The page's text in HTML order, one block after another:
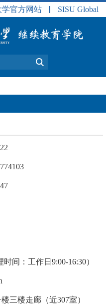
学官方网站 SISU Global
间：工作日9:00-16:30）
三楼走廊（近307室）